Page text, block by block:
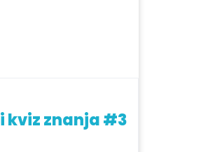
kviz znanja #3